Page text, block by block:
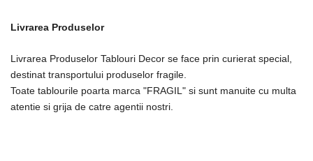
Livrarea Produselor
Livrarea Produselor Tablouri Decor se face prin curierat special,
destinat transportului produselor fragile.
Toate tablourile poarta marca "FRAGIL" si sunt manuite cu multa
atentie si grija de catre agentii nostri.